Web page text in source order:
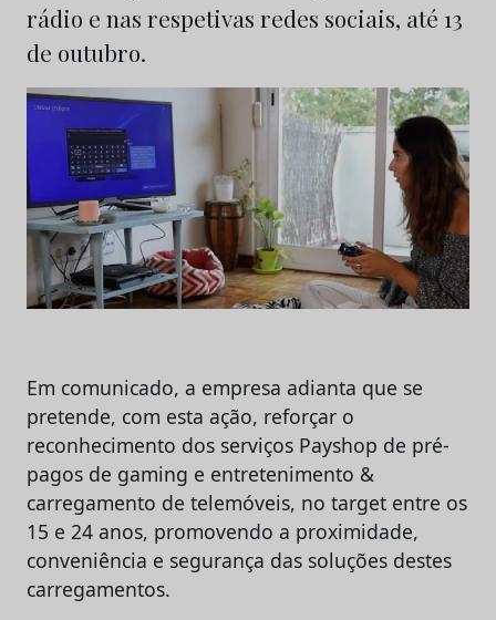
rádio e nas respetivas redes sociais, até 13
de outubro.
Em comunicado, a empresa adianta que se
pretende, com esta ação, reforçar o
reconhecimento dos serviços Payshop de pré-
pagos de gaming e entretenimento &
carregamento de telemóveis, no target entre os
15 e 24 anos, promovendo a proximidade,
conveniência e segurança das soluções destes
carregamentos.